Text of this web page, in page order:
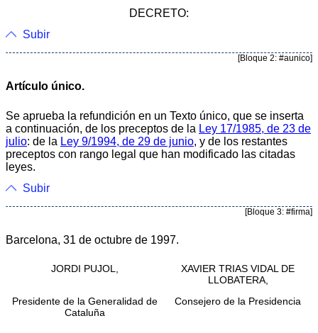
DECRETO:
Subir
[Bloque 2: #aunico]
Artículo único.
Se aprueba la refundición en un Texto único, que se inserta
a continuación, de los preceptos de la Ley 17/1985, de 23 de
julio: de la Ley 9/1994, de 29 de junio, y de los restantes
preceptos con rango legal que han modificado las citadas
leyes.
Subir
[Bloque 3: #firma]
Barcelona, 31 de octubre de 1997.
JORDI PUJOL,
XAVIER TRIAS VIDAL DE
LLOBATERA,
Presidente de la Generalidad de
Cataluña
Consejero de la Presidencia